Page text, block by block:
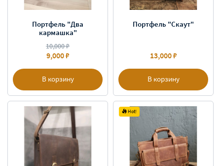
В корзину
Портфель "Два
кармашка"
10,000 ₽
9,000 ₽
В корзину
Портфель "Скаут"
13,000 ₽
Hot!